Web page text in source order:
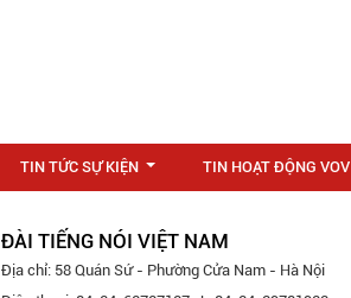
TIN TỨC SỰ KIỆN TIN HOẠT ĐỘNG VOV
ĐÀI TIẾNG NÓI VIỆT NAM
Địa chỉ: 58 Quán Sứ - Phường Cửa Nam - Hà Nội